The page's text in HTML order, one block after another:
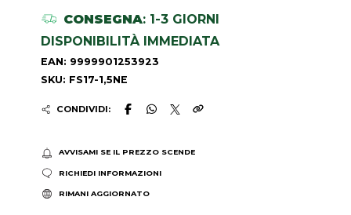
CONSEGNA: 1-3 GIORNI
DISPONIBILITÀ IMMEDIATA
EAN: 9999901253923
SKU: FS17-1,5NE
CONDIVIDI:
AVVISAMI SE IL PREZZO SCENDE
RICHIEDI INFORMAZIONI
RIMANI AGGIORNATO